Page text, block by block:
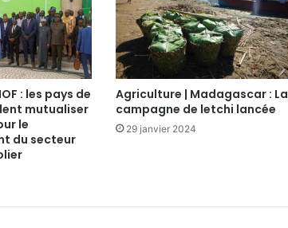
: les pays de
mutualiser
le
du secteur
Agriculture | Madagascar : La
campagne de letchi lancée
29 janvier 2024